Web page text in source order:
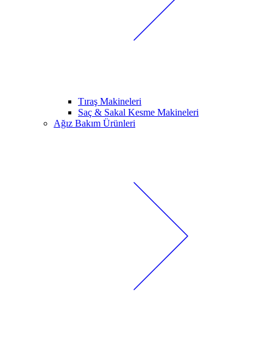
Tıraş Makineleri
Saç & Sakal Kesme Makineleri
Ağız Bakım Ürünleri